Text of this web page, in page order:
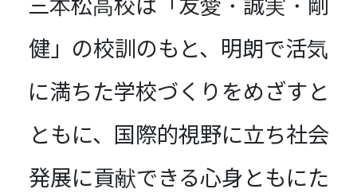
健」の校訓のもと、明朗で活気
に満ちた学校づくりをめざすと
ともに、国際的視野に立ち社会
発展に貢献できる心身ともにた